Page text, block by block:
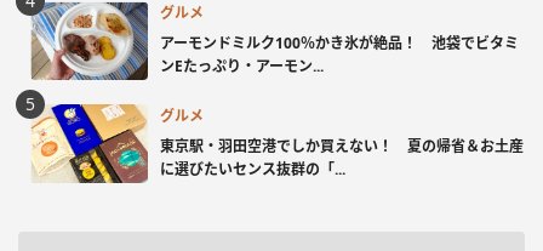
グルメ
アーモンドミルク100％かき氷が絶品！ 池袋でビタミ
ンEたっぷり・アーモン...
グルメ
東京駅・羽田空港でしか買えない！ 夏の帰省＆お土産
に選びたいセンス抜群の「...